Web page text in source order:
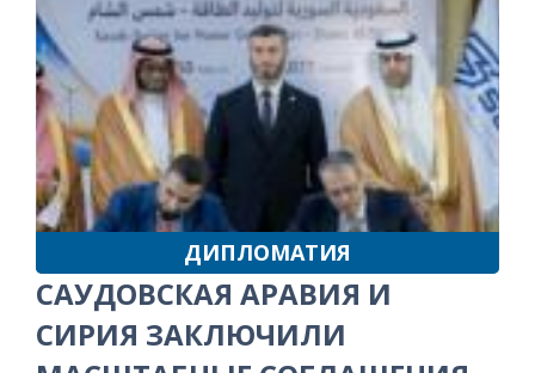
ДИПЛОМАТИЯ
САУДОВСКАЯ АРАВИЯ И
СИРИЯ ЗАКЛЮЧИЛИ